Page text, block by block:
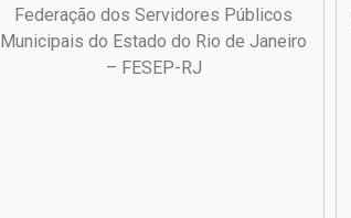
Federação dos Servidores Públicos
Municipais do Estado do Rio de Janeiro
– FESEP-RJ